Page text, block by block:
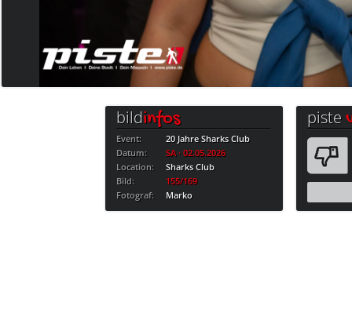
bildinfos
Event:
20 Jahre Sharks Club
Datum:
SA · 02.05.2026
Location:
Sharks Club
Bild:
155/169
Fotograf:
Marko
piste